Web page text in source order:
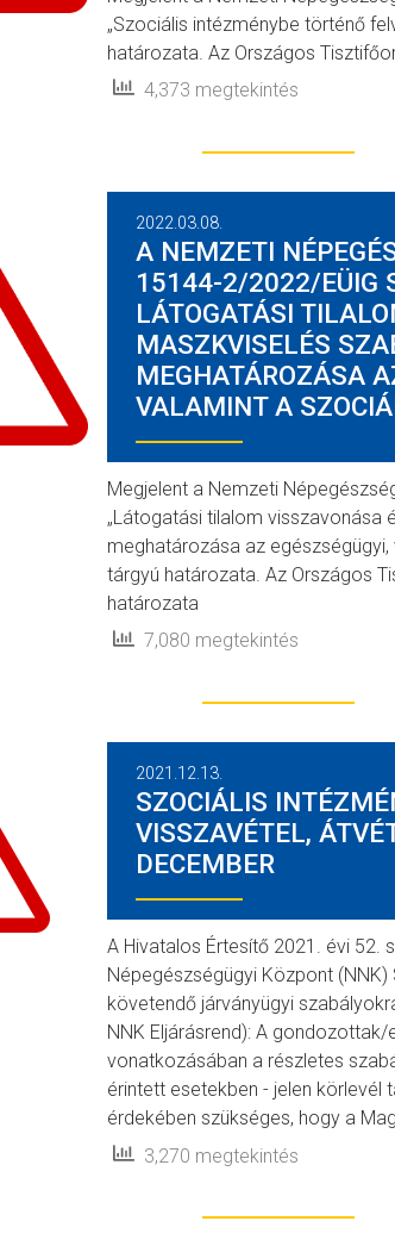
„Szociális intézménybe történő
határozata. Az Országos
4,373 megtekintés
2022.03.08.
A NEMZETI
15144-2/2022/EÜIG
LÁTOGATÁSI
MASZKVISELÉS
MEGHATÁROZÁSA
VALAMINT A
Megjelent a Nemzeti
„Látogatási tilalom visszavonása
meghatározása az
tárgyú határozata. Az Országos
határozata
7,080 megtekintés
2021.12.13.
SZOCIÁLIS
VISSZAVÉTEL,
DECEMBER
A Hivatalos Értesítő 2021. évi 52.
Népegészségügyi Központ
követendő járványügyi
NNK Eljárásrend): A
vonatkozásában a részletes
érintett esetekben - jelen körlevél
érdekében szükséges, hogy a
3,270 megtekintés